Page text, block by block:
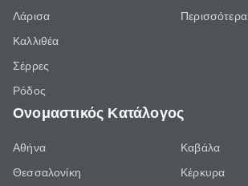
Λάρισα
Καλλιθέα
Σέρρες
Ρόδος
Περισσότερα
Ονομαστικός Κατάλογος
Αθήνα
Θεσσαλονίκη
Καβάλα
Κέρκυρα